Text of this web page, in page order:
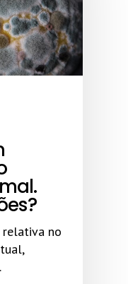
relativa no